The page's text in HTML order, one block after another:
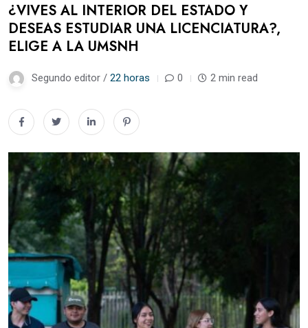
¿VIVES AL INTERIOR DEL ESTADO Y
DESEAS ESTUDIAR UNA LICENCIATURA?,
ELIGE A LA UMSNH
Segundo editor / 22 horas 0 2 min read